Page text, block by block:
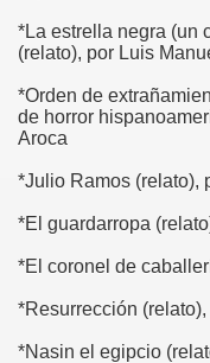
*La estrella negra (un
(relato), por Luis
*Orden de
de horror
Aroca
*Julio Ramos (relato),
*El guardarropa
*El coronel de
*Resurrección
*Nasin el egipcio